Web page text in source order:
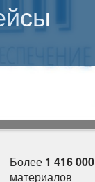
Более 1 416 000
материало